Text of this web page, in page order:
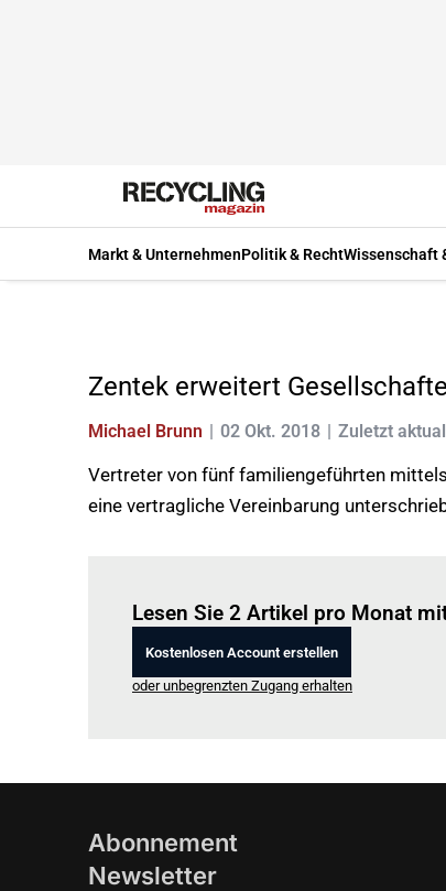
Markt & UnternehmenPolitik & RechtWissenschaft
Zentek erweitert
Michael Brunn 02 Okt. 2018 Zuletzt
Vertreter von fünf familiengeführten
eine vertragliche Vereinbarung
Lesen Sie 2 Artikel pro Monat
Kostenlosen Account erstellen
oder unbegrenzten Zugang erhalten
Abonnement
Newsletter